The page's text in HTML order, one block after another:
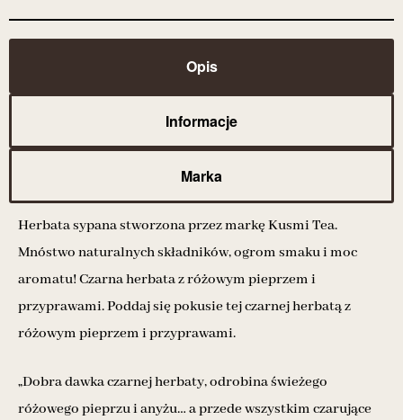
Opis
Informacje
Marka
Herbata sypana stworzona przez markę Kusmi Tea.
Mnóstwo naturalnych składników, ogrom smaku i moc
aromatu! Czarna herbata z różowym pieprzem i
przyprawami. Poddaj się pokusie tej czarnej herbatą z
różowym pieprzem i przyprawami.
„Dobra dawka czarnej herbaty, odrobina świeżego
różowego pieprzu i anyżu… a przede wszystkim czarujące